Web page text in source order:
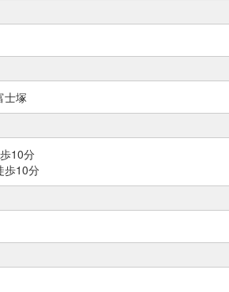
士塚
10分
10分